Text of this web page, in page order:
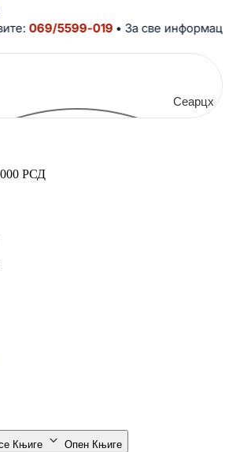
069/5599-019• За све информације
Сеарцх
РСД
Књиге Опен Књиге